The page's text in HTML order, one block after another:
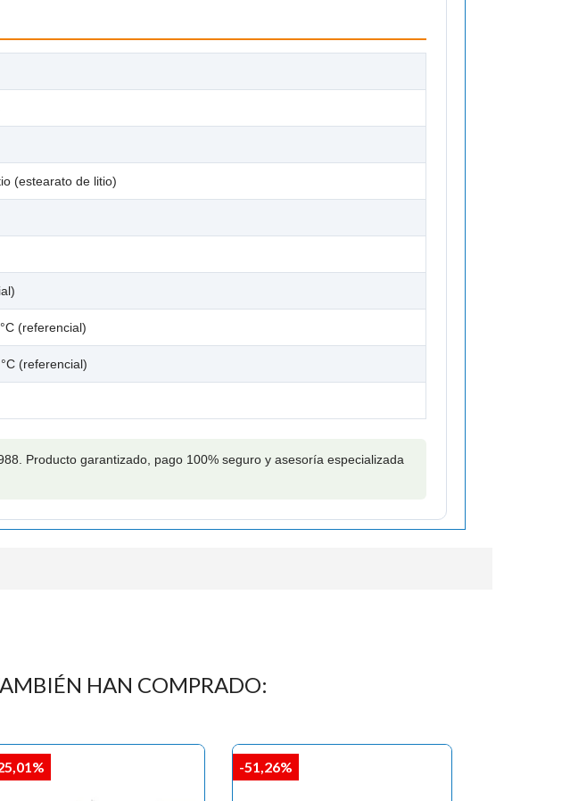
(estearato de litio)
(referencial)
(referencial)
Producto garantizado, pago 100% seguro y asesoría especializada
HAN COMPRADO:
-51,26%